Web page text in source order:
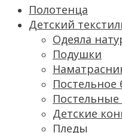
Полотенца
Детский
Одеяла
Подушки
Постельное
Детские
Пледы